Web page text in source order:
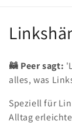
K
t
e
g
🦝 Peer sagt:
alles, was
Speziell für
Alltag